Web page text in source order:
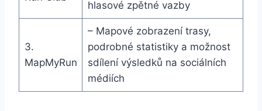
hlasové zpětné vazby
3.
MapMyRun
– Mapové zobrazení trasy,
podrobné statistiky a možnost
sdílení výsledků na sociálních
médiích